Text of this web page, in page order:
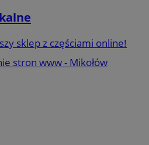
sklep z częściami online!
stron www - Mikołów